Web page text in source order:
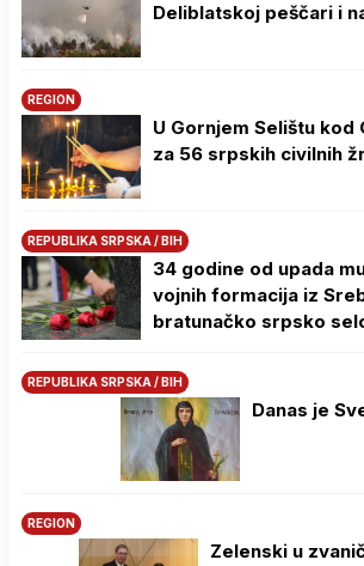
Deliblatskoj peščari i
REGION
U Gornjem Selištu kod
za 56 srpskih civilnih
REPUBLIKA SRPSKA / BIH
34 godine od upada
vojnih formacija iz
bratunačko srpsko
REPUBLIKA SRPSKA / BIH
Danas je
REGION
Zelenski u